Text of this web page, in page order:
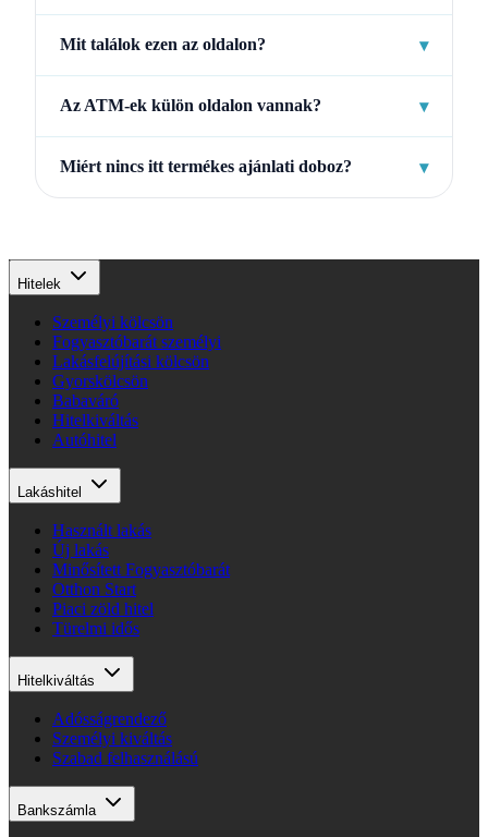
Mit találok ezen az oldalon? ▾
Az ATM-ek külön oldalon vannak? ▾
Miért nincs itt termékes ajánlati doboz? ▾
Hitelek
Személyi kölcsön
Fogyasztóbarát személyi
Lakásfelújítási kölcsön
Gyorskölcsön
Babaváró
Hitelkiváltás
Autóhitel
Lakáshitel
Használt lakás
Új lakás
Minősített Fogyasztóbarát
Otthon Start
Piaci zöld hitel
Türelmi idős
Hitelkiváltás
Adósságrendező
Személyi kiváltás
Szabad felhasználású
Bankszámla